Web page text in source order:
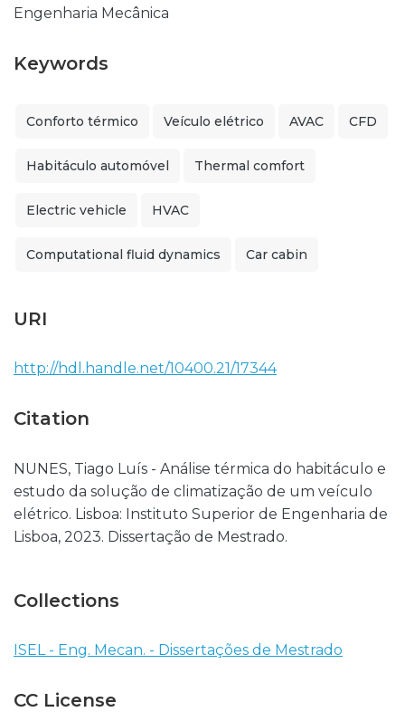
Engenharia Mecânica
Keywords
Conforto térmico Veículo elétrico AVAC CFD
Habitáculo automóvel Thermal comfort
Electric vehicle HVAC
Computational fluid dynamics Car cabin
URI
http://hdl.handle.net/10400.21/17344
Citation
NUNES, Tiago Luís - Análise térmica do habitáculo e
estudo da solução de climatização de um veículo
elétrico. Lisboa: Instituto Superior de Engenharia de
Lisboa, 2023. Dissertação de Mestrado.
Collections
ISEL - Eng. Mecan. - Dissertações de Mestrado
CC License